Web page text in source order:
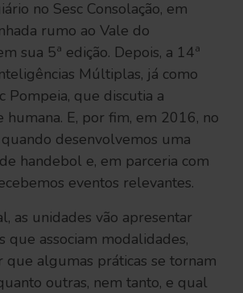
no Sesc Consolação, em
rumo ao Vale do
sua 5ª edição. Depois, a 14ª
Múltiplas, já como
Pompeia, que discutia a
humana. E, por fim, em 2016, no
desenvolvemos uma
handebol e, em parceria com
eventos relevantes.
as unidades vão apresentar
que associam modalidades,
que algumas práticas se tornam
outras, nem tanto, e qual